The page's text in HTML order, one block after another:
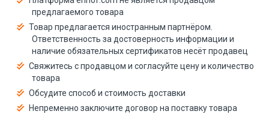
предлагаемого товара
Товар предлагается иностранным партнёром.
Ответственность за достоверность информации и
наличие обязательных сертификатов несёт продавец
Свяжитесь с продавцом и согласуйте цену и количество
товара
Обсудите способ и стоимость доставки
Непременно заключите договор на поставку товара